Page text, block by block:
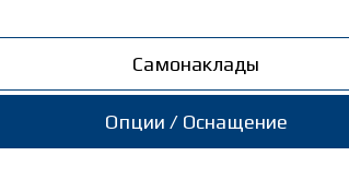
Самонаклады
Опции / Оснащение